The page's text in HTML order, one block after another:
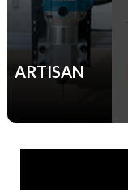
ARTISAN